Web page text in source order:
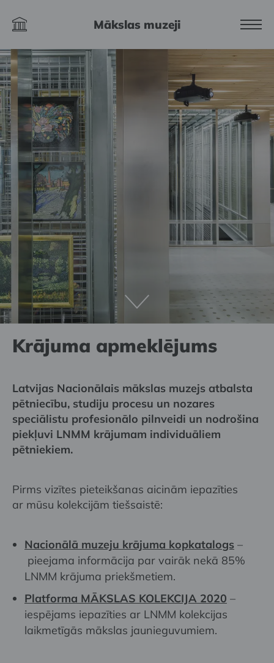
Mākslas muzeji
Krājuma apmeklējums
Latvijas Nacionālais mākslas muzejs atbalsta
pētniecību, studiju procesu un nozares
speciālistu profesionālo pilnveidi un nodrošina
piekļuvi LNMM krājumam individuāliem
pētniekiem.
Pirms vizītes pieteikšanas aicinām iepazīties
ar mūsu kolekcijām tiešsaistē:
Nacionālā muzeju krājuma kopkatalogs –
pieejama informācija par vairāk nekā 85%
LNMM krājuma priekšmetiem.
Platforma MĀKSLAS KOLEKCIJA 2020 –
iespējams iepazīties ar LNMM kolekcijas
laikmetīgās mākslas jaunieguvumiem.